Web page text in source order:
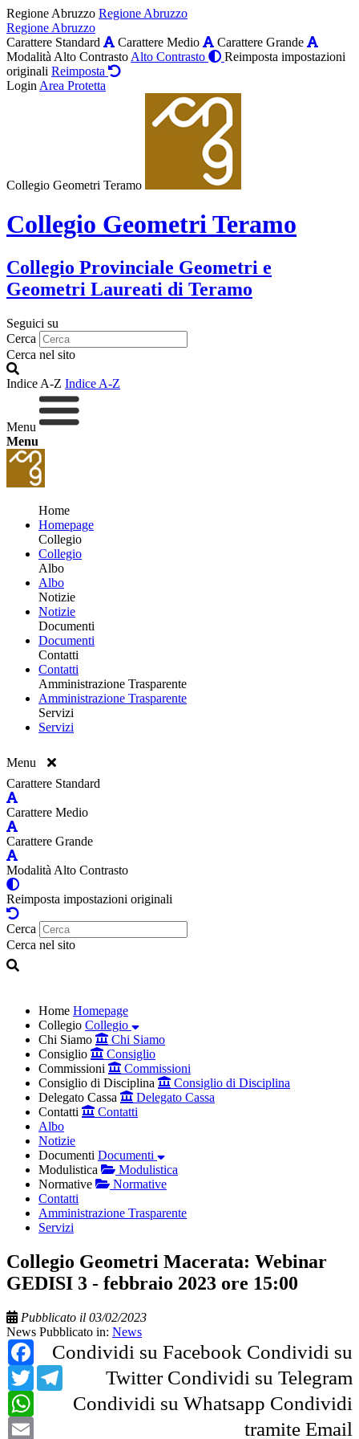
Regione Abruzzo Regione Abruzzo
Regione Abruzzo
Carattere Standard
Carattere Medio
Carattere Grande
Modalità Alto Contrasto Alto Contrasto
Reimposta impostazioni
originali Reimposta
Login Area Protetta
Collegio Geometri Teramo
Collegio Geometri Teramo
Collegio Provinciale Geometri e
Geometri Laureati di Teramo
Seguici su
Cerca
Cerca nel sito
Indice A-Z Indice A-Z
Menu
Menu
Home
Homepage
Collegio
Collegio
Albo
Albo
Notizie
Notizie
Documenti
Documenti
Contatti
Contatti
Amministrazione Trasparente
Amministrazione Trasparente
Servizi
Servizi
Menu
Carattere Standard
Carattere Medio
Carattere Grande
Modalità Alto Contrasto
Reimposta impostazioni originali
Cerca
Cerca nel sito
Home Homepage
Collegio Collegio
Chi Siamo
Chi Siamo
Consiglio
Consiglio
Commissioni
Commissioni
Consiglio di Disciplina
Consiglio di Disciplina
Delegato Cassa
Delegato Cassa
Contatti
Contatti
Albo
Notizie
Documenti Documenti
Modulistica
Modulistica
Normative
Normative
Contatti
Amministrazione Trasparente
Servizi
Collegio Geometri Macerata: Webinar
GEDISI 3 - febbraio 2023 ore 15:00
Pubblicato il 03/02/2023
News Pubblicato in: News
Condividi su Facebook
Facebook
Condividi su
Twitter
Twitter Condividi su Telegram
Telegram
Condividi su Whatsapp
WhatsApp
Condividi
tramite Email